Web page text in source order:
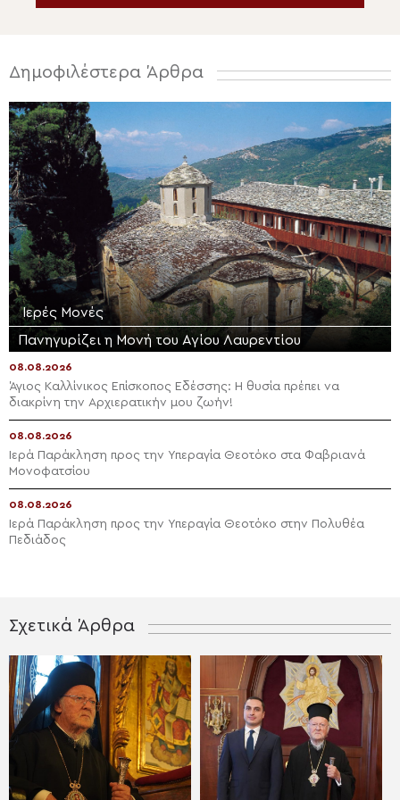
Δημοφιλέστερα Άρθρα
Ιερές Μονές
Πανηγυρίζει η Μονή του Αγίου Λαυρεντίου
08.08.2026
Άγιος Καλλίνικος Επίσκοπος Εδέσσης: Η θυσία πρέπει να
διακρίνη την Αρχιερατικήν μου ζωήν!
08.08.2026
Ιερά Παράκληση προς την Υπεραγία Θεοτόκο στα Φαβριανά
Μονοφατσίου
08.08.2026
Ιερά Παράκληση προς την Υπεραγία Θεοτόκο στην Πολυθέα
Πεδιάδος
Σχετικά Άρθρα